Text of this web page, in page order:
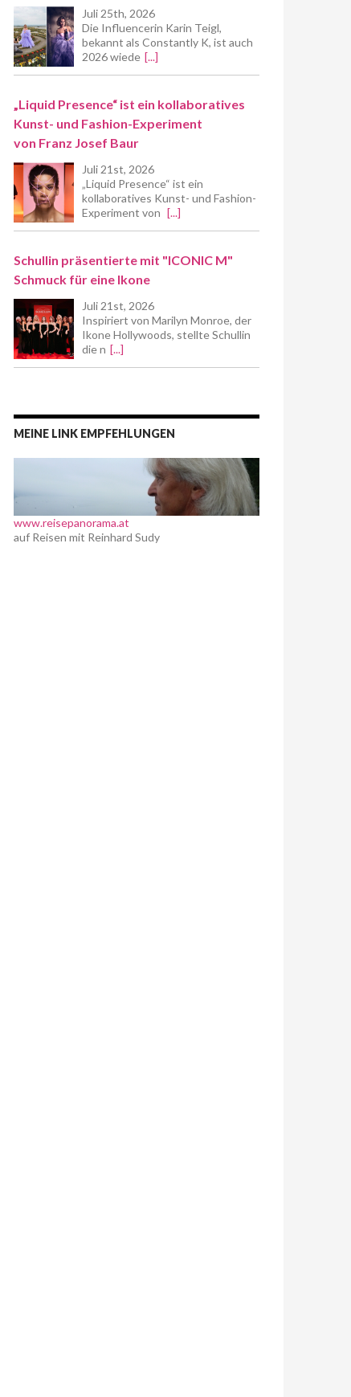
Juli 25th, 2026
Die Influencerin Karin Teigl,
bekannt als Constantly K, ist auch
2026 wiede [...]
„Liquid Presence“ ist ein kollaboratives
Kunst- und Fashion-Experiment
von Franz Josef Baur
Juli 21st, 2026
„Liquid Presence“ ist ein
kollaboratives Kunst- und Fashion-
Experiment von [...]
Schullin präsentierte mit "ICONIC M"
Schmuck für eine Ikone
Juli 21st, 2026
Inspiriert von Marilyn Monroe, der
Ikone Hollywoods, stellte Schullin
die n [...]
MEINE LINK EMPFEHLUNGEN
www.reisepanorama.at
auf Reisen mit Reinhard Sudy